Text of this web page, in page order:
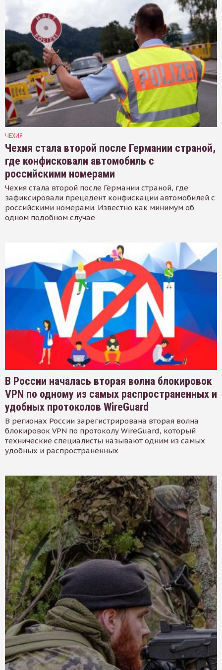
ЧЕХИЯ
Чехия стала второй после Германии страной,
где конфисковали автомобиль с
российскими номерами
Чехия стала второй после Германии страной, где
зафиксировали прецедент конфискации автомобилей с
российскими номерами. Известно как минимум об
одном подобном случае
В России началась вторая волна блокировок
VPN по одному из самых распространенных и
удобных протоколов WireGuard
В регионах России зарегистрирована вторая волна
блокировок VPN по протоколу WireGuard, который
технические специалисты называют одним из самых
удобных и распространенных